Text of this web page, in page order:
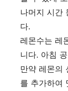
나머지 시간
다.
레몬수는 레
니다. 아침
만약 레몬의
를 추가하여